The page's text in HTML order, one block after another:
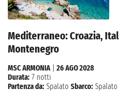
Mediterraneo: Croazia,
Montenegro
MSC ARMONIA
26 AGO 2028
Durata: 7 notti
Partenza da: Spalato Sbarco: Spalato